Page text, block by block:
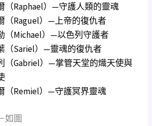
（Raphael）—守護人類的靈魂
（Raguel）—上帝的復仇者
（Michael）—以色列守護者
（Sariel）—靈魂的復仇者
（Gabriel）—掌管天堂的熾天使與
（Remiel）—守護冥界靈魂
如圖